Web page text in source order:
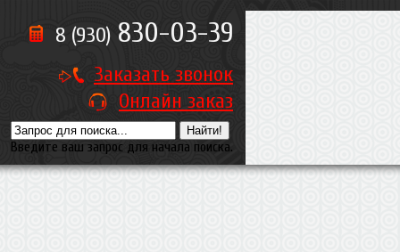
Введите ваш запрос для начала поиска.
8 (930) 830-03-39
Заказать звонок
Онлайн заказ